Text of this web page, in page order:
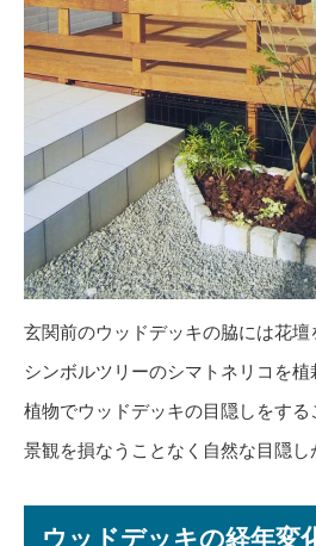
玄関前のウッドデッキの脇には花壇
シンボルツリーのシマトネリコを植
植物でウッドデッキの目隠しをする
景観を損なうことなく自然な目隠し
ウッドデッキの経年変